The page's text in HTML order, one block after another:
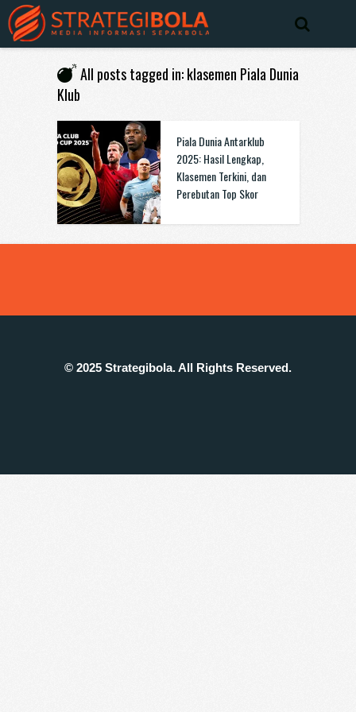
All posts tagged in: klasemen Piala Dunia
Klub
Piala Dunia Antarklub
2025: Hasil Lengkap,
Klasemen Terkini, dan
Perebutan Top Skor
© 2025 Strategibola. All Rights Reserved.